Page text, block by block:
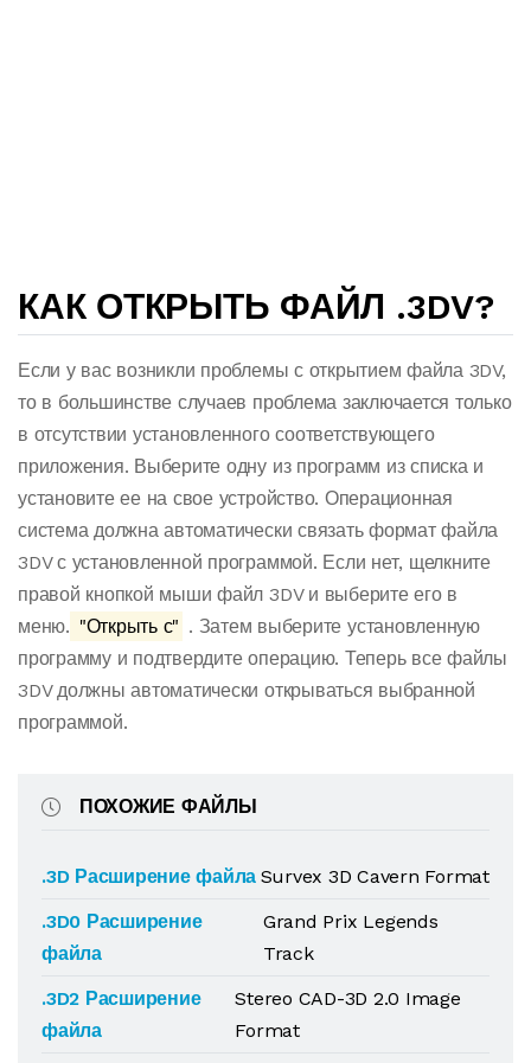
КАК ОТКРЫТЬ ФАЙЛ .3DV?
Если у вас возникли проблемы с открытием файла 3DV,
то в большинстве случаев проблема заключается только
в отсутствии установленного соответствующего
приложения. Выберите одну из программ из списка и
установите ее на свое устройство. Операционная
система должна автоматически связать формат файла
3DV с установленной программой. Если нет, щелкните
правой кнопкой мыши файл 3DV и выберите его в
меню. "Открыть с" . Затем выберите установленную
программу и подтвердите операцию. Теперь все файлы
3DV должны автоматически открываться выбранной
программой.
ПОХОЖИЕ ФАЙЛЫ
.3D Расширение файла Survex 3D Cavern Format
.3D0 Расширение
файла
Grand Prix Legends
Track
.3D2 Расширение
файла
Stereo CAD-3D 2.0 Image
Format